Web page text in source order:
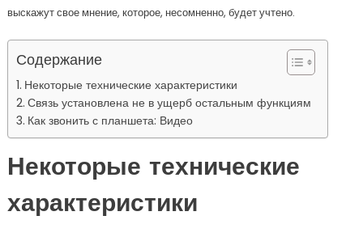
выскажут свое мнение, которое, несомненно, будет учтено.
Содержание
Некоторые технические характеристики
Связь установлена не в ущерб остальным функциям
Как звонить с планшета: Видео
Некоторые технические
характеристики